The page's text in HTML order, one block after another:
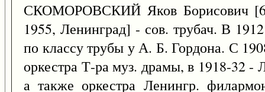
СКОМОРОВСКИЙ Яков Борисович
1955, Ленинград] - сов. трубач. В
по классу трубы у А. Б. Гордона. С
оркестра Т-ра муз. драмы, в 1918-32 -
а также оркестра Ленингр.